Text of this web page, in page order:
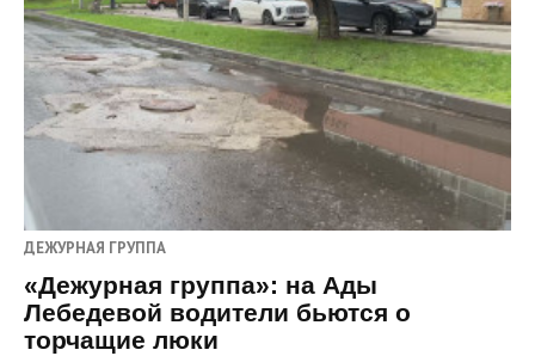
ДЕЖУРНАЯ ГРУППА
«Дежурная группа»: на Ады
Лебедевой водители бьются о
торчащие люки